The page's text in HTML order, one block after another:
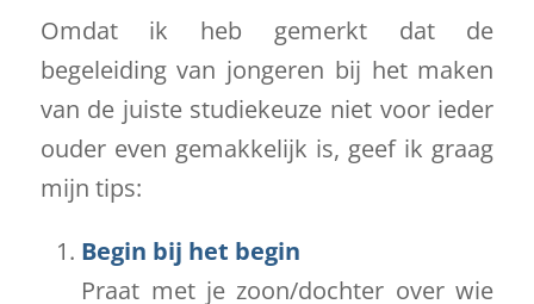
Omdat ik heb gemerkt dat de
begeleiding van jongeren bij het maken
van de juiste studiekeuze niet voor ieder
ouder even gemakkelijk is, geef ik graag
mijn tips:
Begin bij het begin
Praat met je zoon/dochter over wie